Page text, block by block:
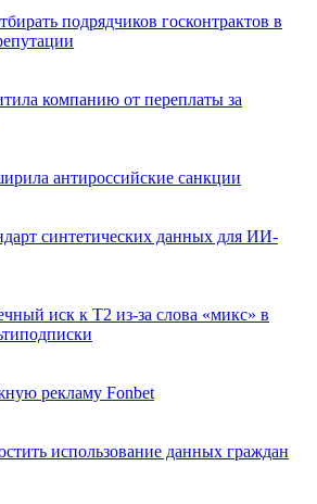
подрядчиков госконтрактов в
компанию от переплаты за
антироссийские санкции
синтетических данных для ИИ-
иск к Т2 из-за слова «микс» в
рекламу Fonbet
использование данных граждан